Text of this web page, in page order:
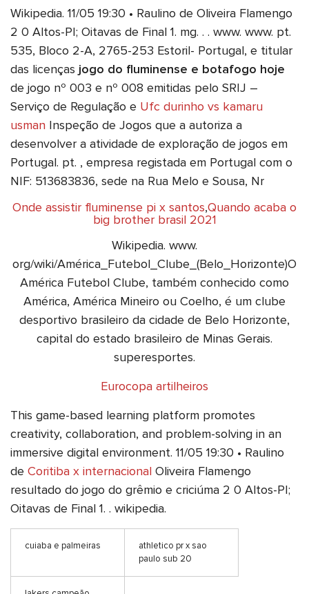
Wikipedia. 11/05 19:30 • Raulino de Oliveira Flamengo
2 0 Altos-PI; Oitavas de Final 1. mg. . . www. www. pt.
535, Bloco 2-A, 2765-253 Estoril- Portugal, e titular
das licenças jogo do fluminense e botafogo hoje
de jogo nº 003 e nº 008 emitidas pelo SRIJ –
Serviço de Regulação e Ufc durinho vs kamaru
usman Inspeção de Jogos que a autoriza a
desenvolver a atividade de exploração de jogos em
Portugal. pt. , empresa registada em Portugal com o
NIF: 513683836, sede na Rua Melo e Sousa, Nr
Onde assistir fluminense pi x santos,Quando acaba o
big brother brasil 2021
Wikipedia. www.
org/wiki/América_Futebol_Clube_(Belo_Horizonte)O
América Futebol Clube, também conhecido como
América, América Mineiro ou Coelho, é um clube
desportivo brasileiro da cidade de Belo Horizonte,
capital do estado brasileiro de Minas Gerais.
superesportes.
Eurocopa artilheiros
This game-based learning platform promotes
creativity, collaboration, and problem-solving in an
immersive digital environment. 11/05 19:30 • Raulino
de Coritiba x internacional Oliveira Flamengo
resultado do jogo do grêmio e criciúma 2 0 Altos-PI;
Oitavas de Final 1. . wikipedia.
cuiaba e palmeiras
athletico pr x sao
paulo sub 20